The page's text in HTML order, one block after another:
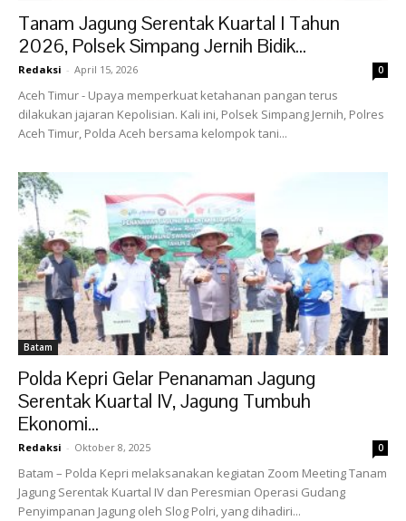
Tanam Jagung Serentak Kuartal I Tahun
2026, Polsek Simpang Jernih Bidik...
Redaksi - April 15, 2026 0
Aceh Timur - Upaya memperkuat ketahanan pangan terus
dilakukan jajaran Kepolisian. Kali ini, Polsek Simpang Jernih, Polres
Aceh Timur, Polda Aceh bersama kelompok tani...
Batam
Polda Kepri Gelar Penanaman Jagung
Serentak Kuartal IV, Jagung Tumbuh
Ekonomi...
Redaksi - Oktober 8, 2025 0
Batam – Polda Kepri melaksanakan kegiatan Zoom Meeting Tanam
Jagung Serentak Kuartal IV dan Peresmian Operasi Gudang
Penyimpanan Jagung oleh Slog Polri, yang dihadiri...